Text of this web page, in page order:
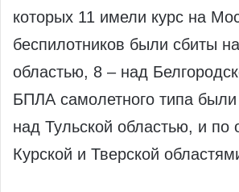
которых 11 имели курс на
беспилотников были сбиты
областью, 8 – над
БПЛА самолетного типа
над Тульской областью, и по
Курской и Тверской